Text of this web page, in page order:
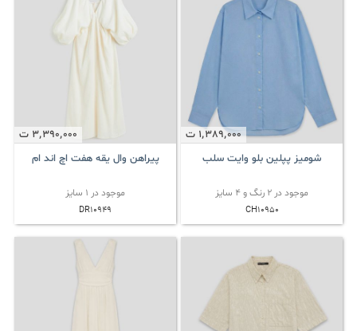
1٬389٬000 ت
شومیز پپلین بلو وایت سلب
موجود در 2 رنگ و 4 سایز
CH10950
3٬390٬000 ت
پیراهن وال یقه هفت اچ اند ام
موجود در 1 سایز
DR10949